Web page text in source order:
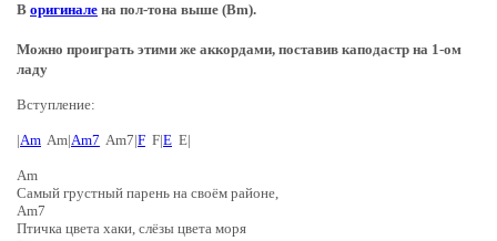
В оригинале на пол-тона выше (Bm).
Можно проиграть этими же аккордами, поставив каподастр на 1-ом
ладу
Вступление:
|Am Am|Am7 Am7|F F|E E|
Am
Самый грустный парень на своём районе,
Am7
Птичка цвета хаки, слёзы цвета моря